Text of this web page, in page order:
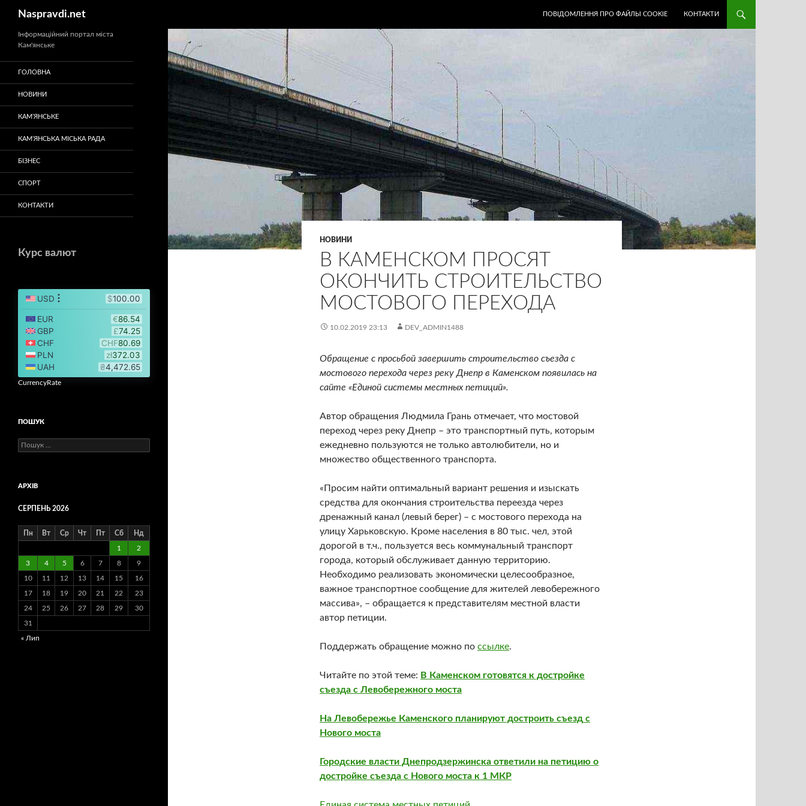
Перейти
вмісту
Naspravdi.net ПОВІДОМЛЕННЯ ПРО ФАЙЛЫ COOKIE КОНТАКТИ
НОВИНИ
В КАМЕНСКОМ ПРОСЯТ
ОКОНЧИТЬ СТРОИТЕЛЬСТВО
МОСТОВОГО ПЕРЕХОДА
10.02.2019 23:13 DEV_ADMIN1488
Обращение с просьбой завершить строительство съезда с
мостового перехода через реку Днепр в Каменском появилась на
сайте «Единой системы местных петиций».
Автор обращения Людмила Грань отмечает, что мостовой
переход через реку Днепр – это транспортный путь, которым
ежедневно пользуются не только автолюбители, но и
множество общественного транспорта.
«Просим найти оптимальный вариант решения и изыскать
средства для окончания строительства переезда через
дренажный канал (левый берег) – с мостового перехода на
улицу Харьковскую. Кроме населения в 80 тыс. чел, этой
дорогой в т.ч., пользуется весь коммунальный транспорт
города, который обслуживает данную территорию.
Необходимо реализовать экономически целесообразное,
важное транспортное сообщение для жителей левобережного
массива», – обращается к представителям местной власти
автор петиции.
Поддержать обращение можно по ссылке.
Читайте по этой теме: В Каменском готовятся к достройке
съезда с Левобережного моста
На Левобережье Каменского планируют достроить съезд с
Нового моста
Городские власти Днепродзержинска ответили на петицию о
достройке съезда с Нового моста к 1 МКР
Інформаційний портал міста
Кам'янське
ГОЛОВНА
НОВИНИ
КАМ’ЯНСЬКЕ
КАМ’ЯНСЬКА МІСЬКА РАДА
БІЗНЕС
СПОРТ
КОНТАКТИ
Курс валют
CurrencyRate
ПОШУК
Пошук:
АРХІВ
СЕРПЕНЬ 2026
Пн Вт Ср Чт Пт Сб Нд
1 2
3 4 5 6 7 8 9
10 11 12 13 14 15 16
17 18 19 20 21 22 23
24 25 26 27 28 29 30
31
« Лип